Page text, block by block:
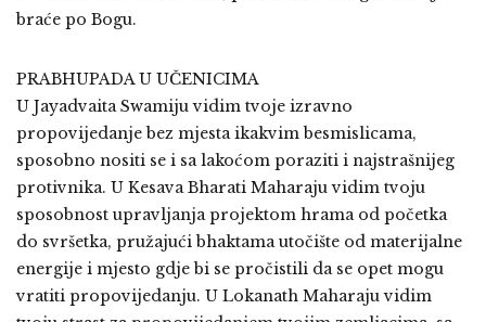
braće po Bogu.
PRABHUPADA U UČENICIMA
U Jayadvaita Swamiju vidim tvoje izravno
propovijedanje bez mjesta ikakvim besmislicama,
sposobno nositi se i sa lakoćom poraziti i najstrašnijeg
protivnika. U Kesava Bharati Maharaju vidim tvoju
sposobnost upravljanja projektom hrama od početka
do svršetka, pružajući bhaktama utočište od materijalne
energije i mjesto gdje bi se pročistili da se opet mogu
vratiti propovijedanju. U Lokanath Maharaju vidim